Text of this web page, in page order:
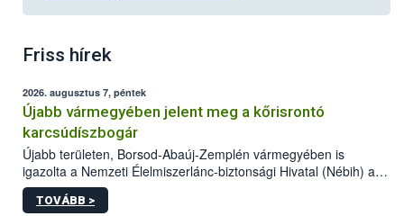
Friss hírek
2026. augusztus 7, péntek
Újabb vármegyében jelent meg a kőrisrontó
karcsúdíszbogár
Újabb területen, Borsod-Abaúj-Zemplén vármegyében is
igazolta a Nemzeti Élelmiszerlánc-biztonsági Hivatal (Nébih) a
kőrisrontó karcsúdíszbogár (Agrilus planipennis) jelenlétét. A
kártevőt nem csak színcsapdában találták meg, de már fertőzött
TOVÁBB >